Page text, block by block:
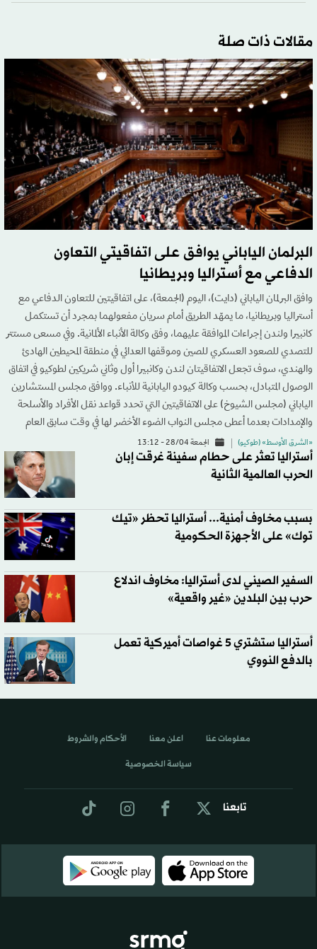
مقالات ذات صلة
البرلمان الياباني يوافق على اتفاقيتي التعاون
الدفاعي مع أستراليا وبريطانيا
وافق البرلمان الياباني (دايت)، اليوم (الجمعة)، على اتفاقيتين للتعاون الدفاعي مع
أستراليا وبريطانيا، ما يمهّد الطريق أمام سريان مفعولهما بمجرد أن تستكمل
كانبيرا ولندن إجراءات الموافقة عليهما، وفق وكالة الأنباء الألمانية. وفي مسعى مستتر
للتصدي للصعود العسكري للصين وموقفها العدائي في منطقة المحيطين الهادئ
والهندي، سوف تجعل الاتفاقيتان لندن وكانبيرا أول وثاني شريكين لطوكيو في اتفاق
الوصول المتبادل، بحسب وكالة كيودو اليابانية للأنباء. ووافق مجلس المستشارين
الياباني (مجلس الشيوخ) على الاتفاقيتين التي تحدد قواعد نقل الأفراد والأسلحة
والإمدادات بعدما أعطى مجلس النواب الضوء الأخضر لها في وقت سابق العام
«الشرق الأوسط» (طوكيو) الجمعة 28/04 - 13:12
أستراليا تعثر على حطام سفينة غرقت إبان
الحرب العالمية الثانية
بسبب مخاوف أمنية... أستراليا تحظر «تيك
توك» على الأجهزة الحكومية
السفير الصيني لدى أستراليا: مخاوف اندلاع
حرب بين البلدين «غير واقعية»
أستراليا ستشتري 5 غواصات أميركية تعمل
بالدفع النووي
تابعنا
معلومات عنا اعلن معنا الأحكام والشروط
سياسة الخصوصية